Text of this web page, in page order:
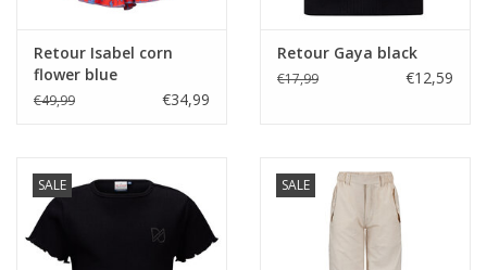
Retour Isabel corn
flower blue
€49,99 €34,99
Retour Gaya black
€17,99 €12,59
SALE SALE